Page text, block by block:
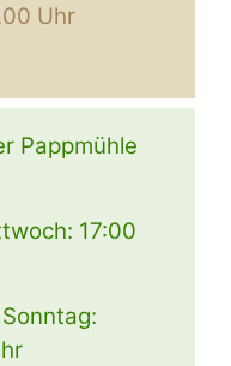
Uhr
Pappmühle
17:00